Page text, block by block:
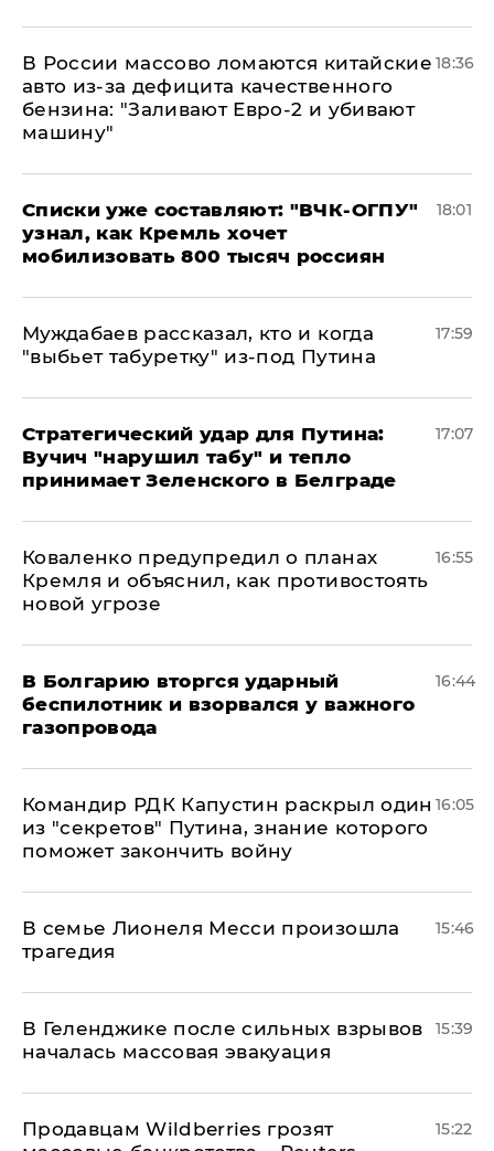
В России массово ломаются китайские
авто из-за дефицита качественного
бензина: "Заливают Евро-2 и убивают
машину"
18:36
Списки уже составляют: "ВЧК-ОГПУ"
узнал, как Кремль хочет
мобилизовать 800 тысяч россиян
18:01
Муждабаев рассказал, кто и когда
"выбьет табуретку" из-под Путина
17:59
Стратегический удар для Путина:
Вучич "нарушил табу" и тепло
принимает Зеленского в Белграде
17:07
Коваленко предупредил о планах
Кремля и объяснил, как противостоять
новой угрозе
16:55
В Болгарию вторгся ударный
беспилотник и взорвался у важного
газопровода
16:44
Командир РДК Капустин раскрыл один
из "секретов" Путина, знание которого
поможет закончить войну
16:05
В семье Лионеля Месси произошла
трагедия
15:46
В Геленджике после сильных взрывов
началась массовая эвакуация
15:39
Продавцам Wildberries грозят
15:22